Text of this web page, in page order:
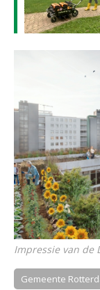
Impressie van de
Gemeente